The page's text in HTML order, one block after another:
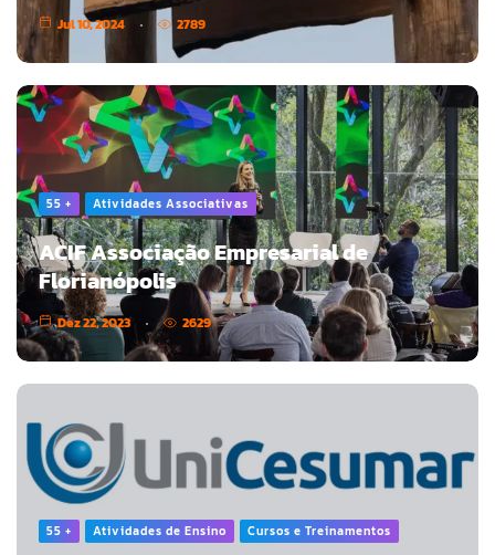
Jul 10, 2024 2789
55 + Atividades Associativas
ACIF Associação Empresarial de
Florianópolis
Dez 22, 2023 2629
55 + Atividades de Ensino Cursos e Treinamentos